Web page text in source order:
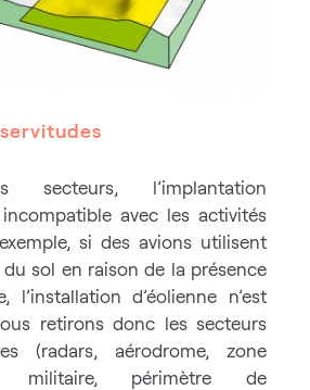
servitudes
secteurs, l’implantation
incompatible avec les activités
si des avions utilisent
du sol en raison de la présence
l’installation d’éolienne n’est
retirons donc les secteurs
(radars, aérodrome, zone
militaire, périmètre de